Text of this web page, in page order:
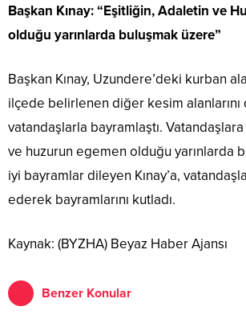
Başkan Kınay: “Eşitliğin, Adaletin ve
olduğu yarınlarda buluşmak üzere”
Başkan Kınay, Uzundere’deki kurban
ilçede belirlenen diğer kesim
vatandaşlarla bayramlaştı.
ve huzurun egemen olduğu yarınlarda
iyi bayramlar dileyen Kınay’a,
ederek bayramlarını kutladı.
Kaynak: (BYZHA) Beyaz Haber Ajansı
Benzer Konular